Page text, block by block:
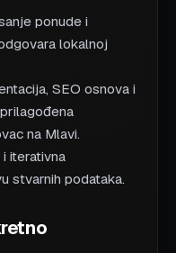
ponude i
lokalnoj
SEO osnova i
na Mlavi.
iterativna
stvarnih podataka.